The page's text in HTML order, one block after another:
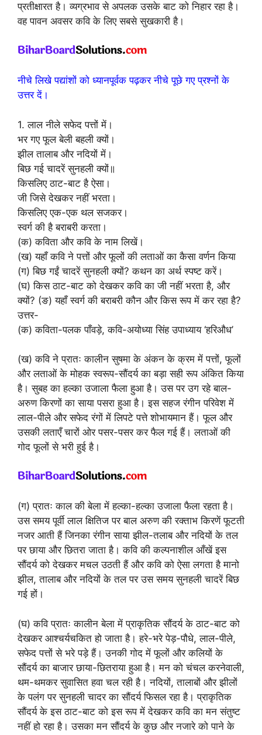
प्रतीक्षारत है। व्यग्रभाव से अपलक उसके बाट को निहार रहा है।
वह पावन अवसर कवि के लिए सबसे सुखकारी है।
नीचे लिखे पद्यांशों को ध्यानपूर्वक पढ़कर नीचे पूछे गए प्रश्नों के
उत्तर दें।
1. लाल नीले सफेद पत्तों में।
भर गए फूल बेली बहली क्यों।
झील तालाब और नदियों में।
बिछ गई चादरें सुनहली क्यों॥
किसलिए ठाट-बाट है ऐसा।
जी जिसे देखकर नहीं भरता।
किसलिए एक-एक थल सजकर।
स्वर्ग की है बराबरी करता।
(क) कविता और कवि के नाम लिखें।
(ख) यहाँ कवि ने पत्तों और फूलों की लताओं का कैसा वर्णन किया
(ग) बिछ गईं चादरें सुनहली क्यों? कथन का अर्थ स्पष्ट करें।
(घ) किस ठाट-बाट को देखकर कवि का जी नहीं भरता है, और
क्यों? (ङ) यहाँ स्वर्ग की बराबरी कौन और किस रूप में कर रहा है?
उत्तर-
(क) कविता-पलक पाँवड़े, कवि-अयोध्या सिंह उपाध्याय ‘हरिऔध’
(ख) कवि ने प्रातः कालीन सुषमा के अंकन के क्रम में पत्तों, फूलों
और लताओं के मोहक स्वरूप-सौंदर्य का बड़ा सही रूप अंकित किया
है। सुबह का हल्का उजाला फैला हुआ है। उस पर उग रहे बाल-
अरुण किरणों का साया पसरा हुआ है। इस सहज रंगीन परिवेश में
लाल-पीले और सफेद रंगों में लिपटे पत्ते शोभायमान हैं। फूल और
उसकी लताएँ चारों ओर पसर-पसर कर फैल गई हैं। लताओं की
गोद फूलों से भरी हुई है।
(ग) प्रातः काल की बेला में हल्का-हल्का उजाला फैला रहता है।
उस समय पूर्वी लाल क्षितिज पर बाल अरुण की रक्ताभ किरणें फूटती
नजर आती हैं जिनका रंगीन साया झील-तलाब और नदियों के तल
पर छाया और छितरा जाता है। कवि की कल्पनाशील आँखें इस
सौंदर्य को देखकर मचल उठती हैं और कवि को ऐसा लगता है मानो
झील, तालाब और नदियों के तल पर उस समय सुनहली चादरें बिछ
गई हों।
(घ) कवि प्रातः कालीन बेला में प्राकृतिक सौंदर्य के ठाट-बाट को
देखकर आश्चर्यचकित हो जाता है। हरे-भरे पेड़-पौधे, लाल-पीले,
सफेद पत्तों से भरे पड़े हैं। उनकी गोद में फूलों और कलियों के
सौंदर्य का बाजार छाया-छितराया हुआ है। मन को चंचल करनेवाली,
थम-थमकर सुवासित हवा चल रही है। नदियों, तालाबों और झीलों
के पलंग पर सुनहली चादर का सौंदर्य फिसल रहा है। प्राकृतिक
सौंदर्य के इस ठाट-बाट को इस रूप में देखकर कवि का मन संतुष्ट
नहीं हो रहा है। उसका मन सौंदर्य के कुछ और नजारे को पाने के